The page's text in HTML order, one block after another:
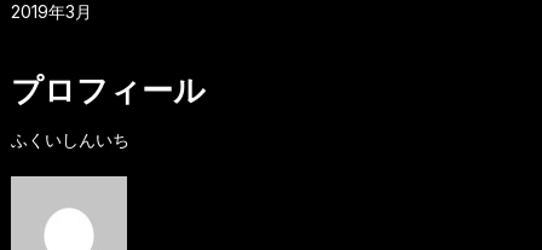
2019年3月
プロフィール
ふくいしんいち